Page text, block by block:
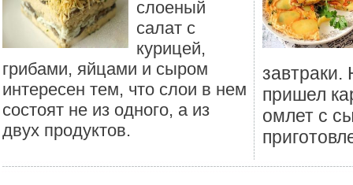
слоеный
салат с
курицей,
грибами, яйцами и сыром
интересен тем, что слои в нем
состоят не из одного, а из
двух продуктов.
завтраки.
пришел
омлет с